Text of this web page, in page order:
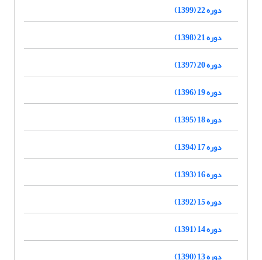
دوره 22 (1399)
دوره 21 (1398)
دوره 20 (1397)
دوره 19 (1396)
دوره 18 (1395)
دوره 17 (1394)
دوره 16 (1393)
دوره 15 (1392)
دوره 14 (1391)
دوره 13 (1390)